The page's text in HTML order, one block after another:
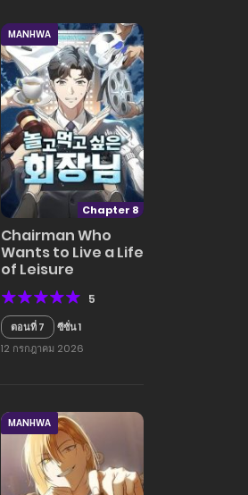
Chapter 8
MANHWA
Chairman Who
Wants to Live a Life
of Leisure
5
ตอนที่ 7
ซีซั่น 1
12 กรกฎาคม 2026
MANHWA